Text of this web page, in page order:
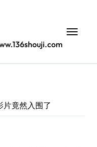
片竟然入围了